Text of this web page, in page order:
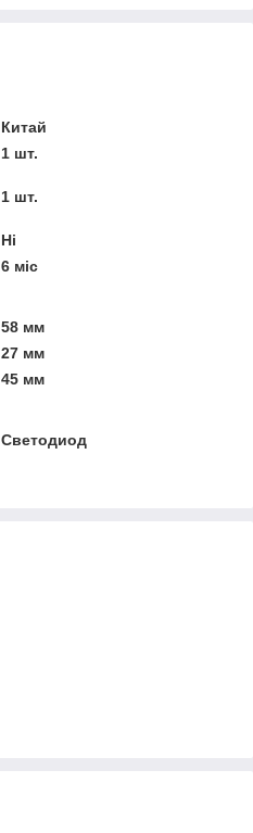
Китай
1 шт.
1 шт.
Ні
6 міс
58 мм
27 мм
45 мм
Светодиод